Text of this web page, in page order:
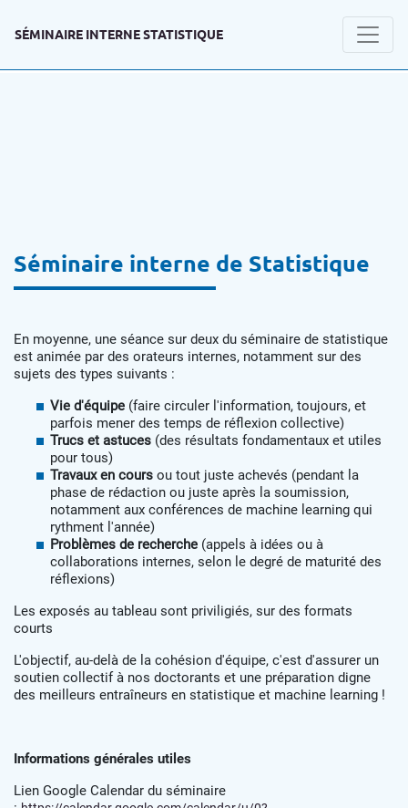
SÉMINAIRE INTERNE STATISTIQUE
Séminaire interne de Statistique
En moyenne, une séance sur deux du séminaire de statistique
est animée par des orateurs internes, notamment sur des
sujets des types suivants :
Vie d'équipe (faire circuler l'information, toujours, et
parfois mener des temps de réflexion collective)
Trucs et astuces (des résultats fondamentaux et utiles
pour tous)
Travaux en cours ou tout juste achevés (pendant la
phase de rédaction ou juste après la soumission,
notamment aux conférences de machine learning qui
rythment l'année)
Problèmes de recherche (appels à idées ou à
collaborations internes, selon le degré de maturité des
réflexions)
Les exposés au tableau sont priviligiés, sur des formats
courts
L'objectif, au-delà de la cohésion d'équipe, c'est d'assurer un
soutien collectif à nos doctorants et une préparation digne
des meilleurs entraîneurs en statistique et machine learning !
Informations générales utiles
Lien Google Calendar du séminaire